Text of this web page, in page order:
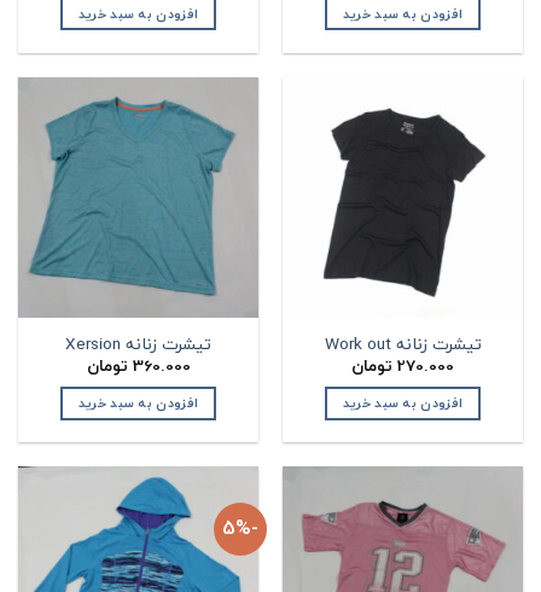
افزودن به سبد خرید افزودن به سبد خرید
تیشرت زنانه Work out
270.000 تومان
افزودن به سبد خرید
تیشرت زنانه Xersion
360.000 تومان
افزودن به سبد خرید
-5%